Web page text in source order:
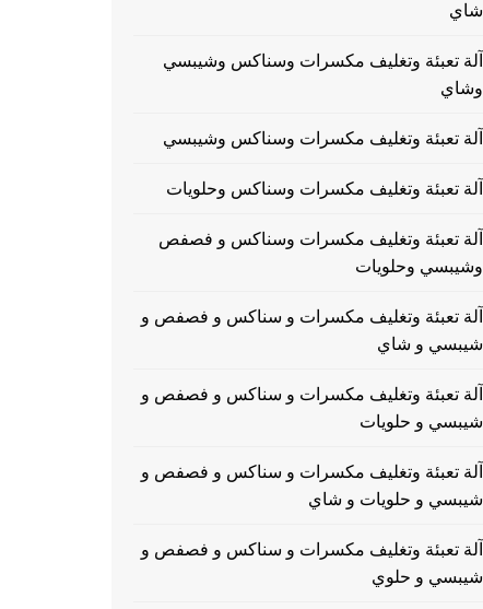
شاي
آلة تعبئة وتغليف مكسرات وسناكس وشيبسي
وشاي
آلة تعبئة وتغليف مكسرات وسناكس وشيبسي
آلة تعبئة وتغليف مكسرات وسناكس وحلويات
آلة تعبئة وتغليف مكسرات وسناكس و فصفص
وشيبسي وحلويات
آلة تعبئة وتغليف مكسرات و سناكس و فصفص و
شيبسي و شاي
آلة تعبئة وتغليف مكسرات و سناكس و فصفص و
شيبسي و حلويات
آلة تعبئة وتغليف مكسرات و سناكس و فصفص و
شيبسي و حلويات و شاي
آلة تعبئة وتغليف مكسرات و سناكس و فصفص و
شيبسي و حلوي